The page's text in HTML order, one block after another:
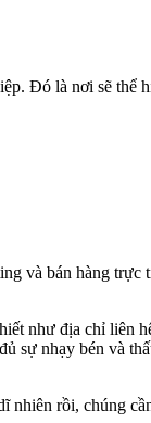
Đó là nơi sẽ thể
và bán hàng
như địa chỉ
sự nhạy bén và
nhiên rồi, chúng